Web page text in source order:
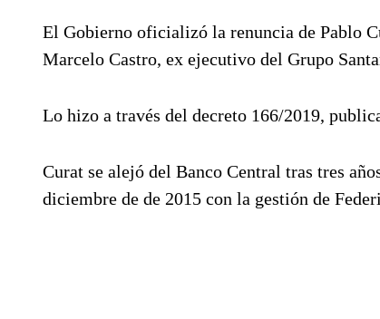
El Gobierno oficializó la renuncia de Pablo
Marcelo Castro, ex ejecutivo del Grupo
Lo hizo a través del decreto 166/2019,
Curat se alejó del Banco Central tras tres
diciembre de de 2015 con la gestión de